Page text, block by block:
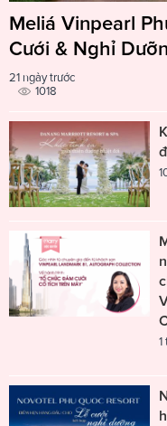
Meliá Vinpearl
Cưới & Nghỉ
21 ngày trước
1018
1